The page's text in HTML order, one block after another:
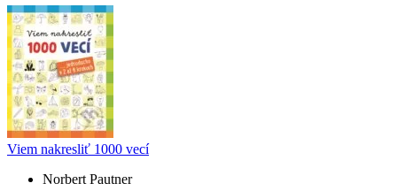
Viem nakresliť 1000 vecí
Norbert Pautner